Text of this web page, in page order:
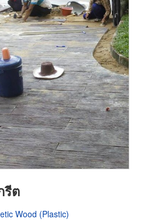
รีต
Wood (Plastic)